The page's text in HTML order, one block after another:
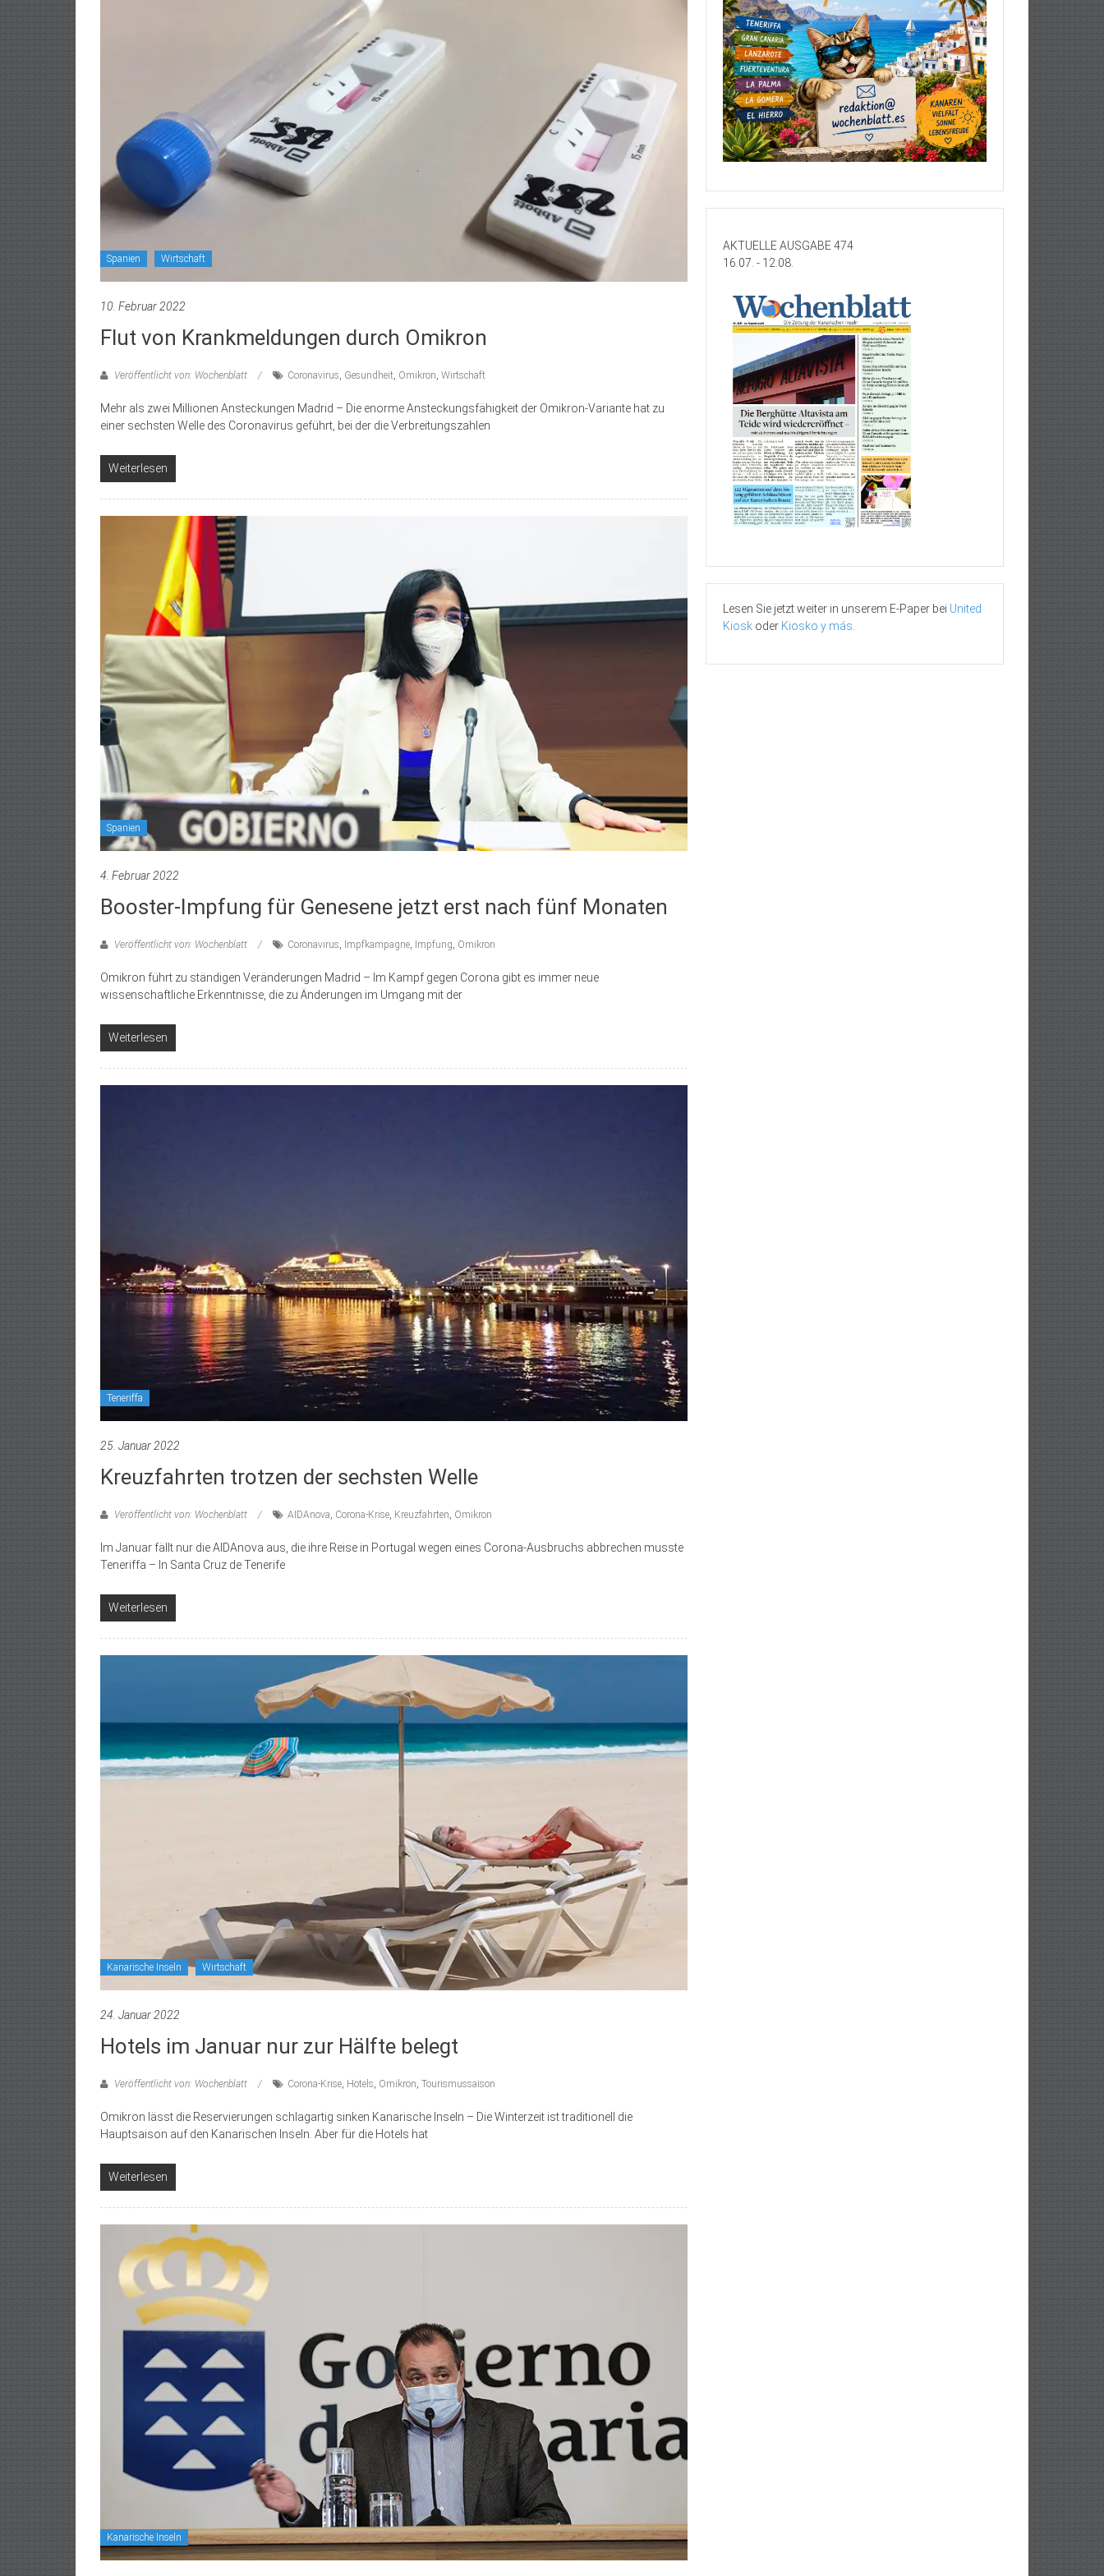
Spanien Wirtschaft
10. Februar 2022
Flut von Krankmeldungen durch Omikron
Veröffentlicht von: Wochenblatt Coronavirus Gesundheit Omikron Wirtschaft
Mehr als zwei Millionen Ansteckungen Madrid – Die enorme Ansteckungsfähigkeit der Omikron-Variante hat zu
einer sechsten Welle des Coronavirus geführt, bei der die Verbreitungszahlen
Weiterlesen
Spanien
4. Februar 2022
Booster-Impfung für Genesene jetzt erst nach fünf Monaten
Veröffentlicht von: Wochenblatt Coronavirus, Impfkampagne, Impfung, Omikron
Omikron führt zu ständigen Veränderungen Madrid – Im Kampf gegen Corona gibt es immer neue
wissenschaftliche Erkenntnisse, die zu Änderungen im Umgang mit der
Weiterlesen
Teneriffa
25. Januar 2022
Kreuzfahrten trotzen der sechsten Welle
Veröffentlicht von: Wochenblatt AIDAnova Corona-Krise Kreuzfahrten Omikron
Im Januar fällt nur die AIDAnova aus, die ihre Reise in Portugal wegen eines Corona-Ausbruchs abbrechen musste
Teneriffa – In Santa Cruz de Tenerife
Weiterlesen
Kanarische Inseln Wirtschaft
24. Januar 2022
Hotels im Januar nur zur Hälfte belegt
Veröffentlicht von: Wochenblatt Corona-Krise, Hotels, Omikron, Tourismussaison
Omikron lässt die Reservierungen schlagartig sinken Kanarische Inseln – Die Winterzeit ist traditionell die
Hauptsaison auf den Kanarischen Inseln. Aber für die Hotels hat
Weiterlesen
Kanarische Inseln
AKTUELLE AUSGABE 474
16.07. - 12.08.
Lesen Sie jetzt weiter in unserem E-Paper bei United
Kiosk oder Kiosko y más